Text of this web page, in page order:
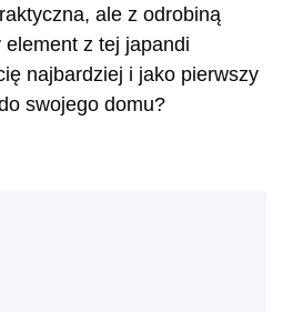
ale z odrobiną
z tej japandi
najbardziej i jako pierwszy
swojego domu?